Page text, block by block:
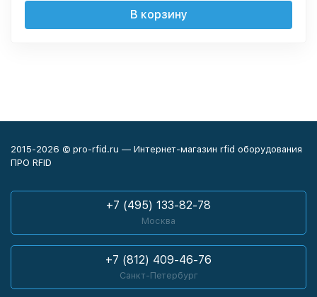
В корзину
2015-2026 © pro-rfid.ru — Интернет-магазин rfid оборудования
ПРО RFID
+7 (495) 133-82-78
Москва
+7 (812) 409-46-76
Санкт-Петербург